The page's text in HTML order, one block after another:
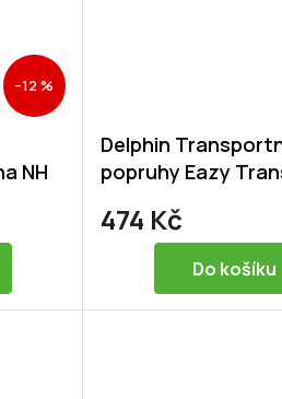
–12 %
NH
Delphin
popruhy Eazy
474 Kč
Do košíku